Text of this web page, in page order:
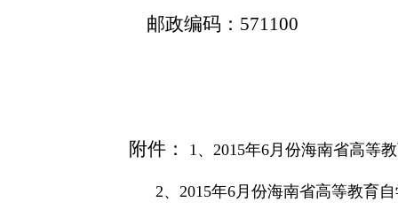
邮政编码： 571100
附件： 1、 2015年6月份海南省高等
2、 2015年6月份海南省高等教育